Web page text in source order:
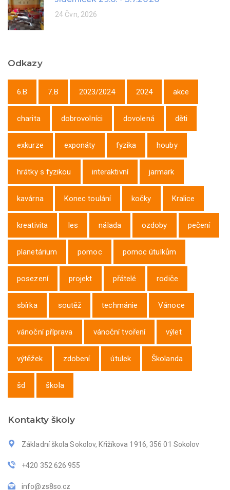
24 Čvn, 2026
Odkazy
6.B 7.B 2023/2024 2024 akce
charita dobrovolníci dovolená děti
exkurze exponáty fyzika houby
hrátky s fyzikou interaktivní jarmark
kavárna Konec toulání kočky Kralice
kreativita les nálada ozdoby pečení
planetárium pomoc pomoc útulkům
posezení projekt přátelé rodiče
sbírka soutěž techmánie Vánoce
vánoční příprava vánoční tvoření výlet
výtěžek zdobení útulek Školanda
šd škola
Kontakty školy
Základní škola Sokolov, Křižíkova 1916, 356 01 Sokolov
+420 352 626 955
info@zs8so.cz